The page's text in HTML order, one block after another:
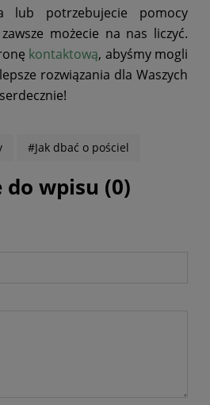
lub potrzebujecie pomocy
możecie na nas liczyć.
kontaktową, abyśmy mogli
rozwiązania dla Waszych
#Jak dbać o pościel
wpisu (0)